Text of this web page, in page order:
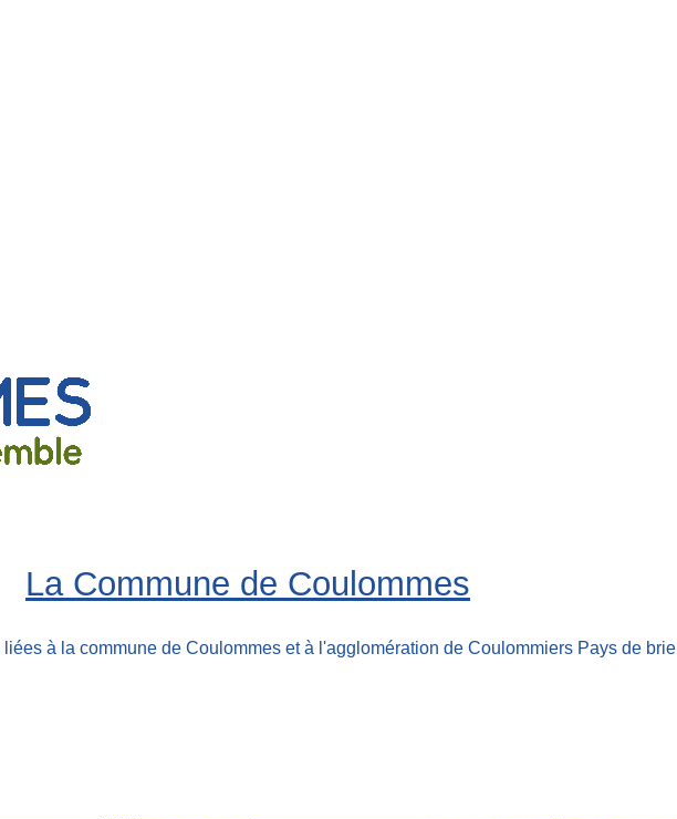
La Commune de Coulommes
à la commune de Coulommes et à l'agglomération de Coulommiers Pays de brie